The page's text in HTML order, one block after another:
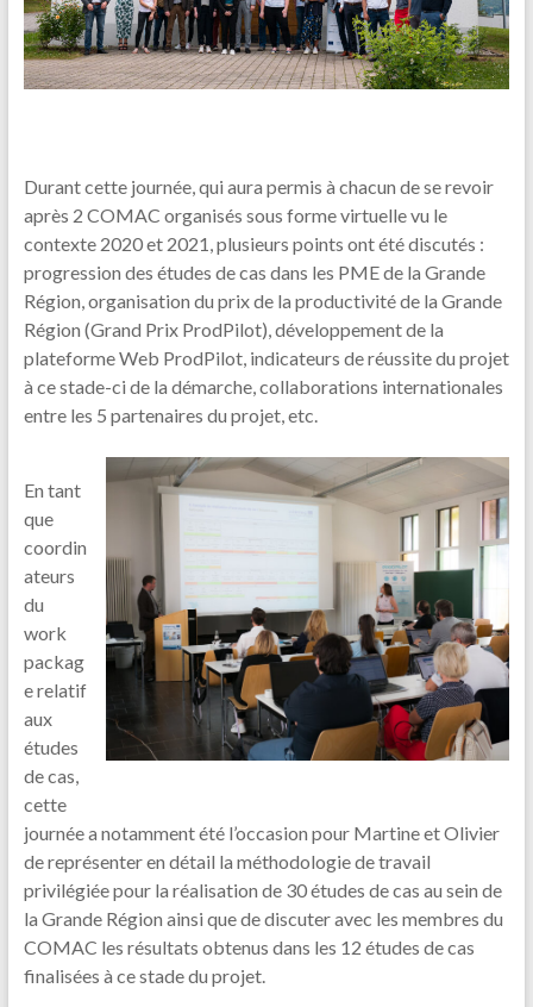
Durant cette journée, qui aura permis à chacun de se revoir
après 2 COMAC organisés sous forme virtuelle vu le
contexte 2020 et 2021, plusieurs points ont été discutés :
progression des études de cas dans les PME de la Grande
Région, organisation du prix de la productivité de la Grande
Région (Grand Prix ProdPilot), développement de la
plateforme Web ProdPilot, indicateurs de réussite du projet
à ce stade-ci de la démarche, collaborations internationales
entre les 5 partenaires du projet, etc.
En tant
que
coordin
ateurs
du
work
packag
e relatif
aux
études
de cas,
cette
journée a notamment été l’occasion pour Martine et Olivier
de représenter en détail la méthodologie de travail
privilégiée pour la réalisation de 30 études de cas au sein de
la Grande Région ainsi que de discuter avec les membres du
COMAC les résultats obtenus dans les 12 études de cas
finalisées à ce stade du projet.